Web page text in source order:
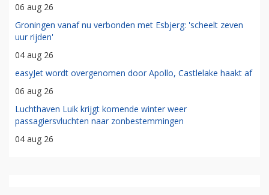
06 aug 26
Groningen vanaf nu verbonden met Esbjerg: 'scheelt zeven
uur rijden'
04 aug 26
easyJet wordt overgenomen door Apollo, Castlelake haakt af
06 aug 26
Luchthaven Luik krijgt komende winter weer
passagiersvluchten naar zonbestemmingen
04 aug 26